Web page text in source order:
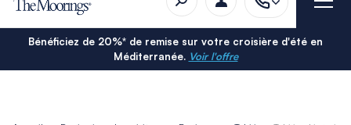
Bénéficiez de 20%* de remise sur votre croisière d'été en
Méditerranée. Voir l'offre